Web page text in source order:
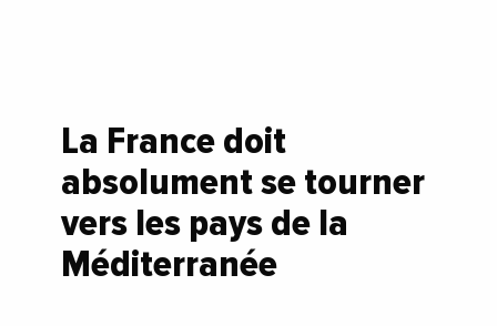
La France doit
absolument se tourner
vers les pays de la
Méditerranée